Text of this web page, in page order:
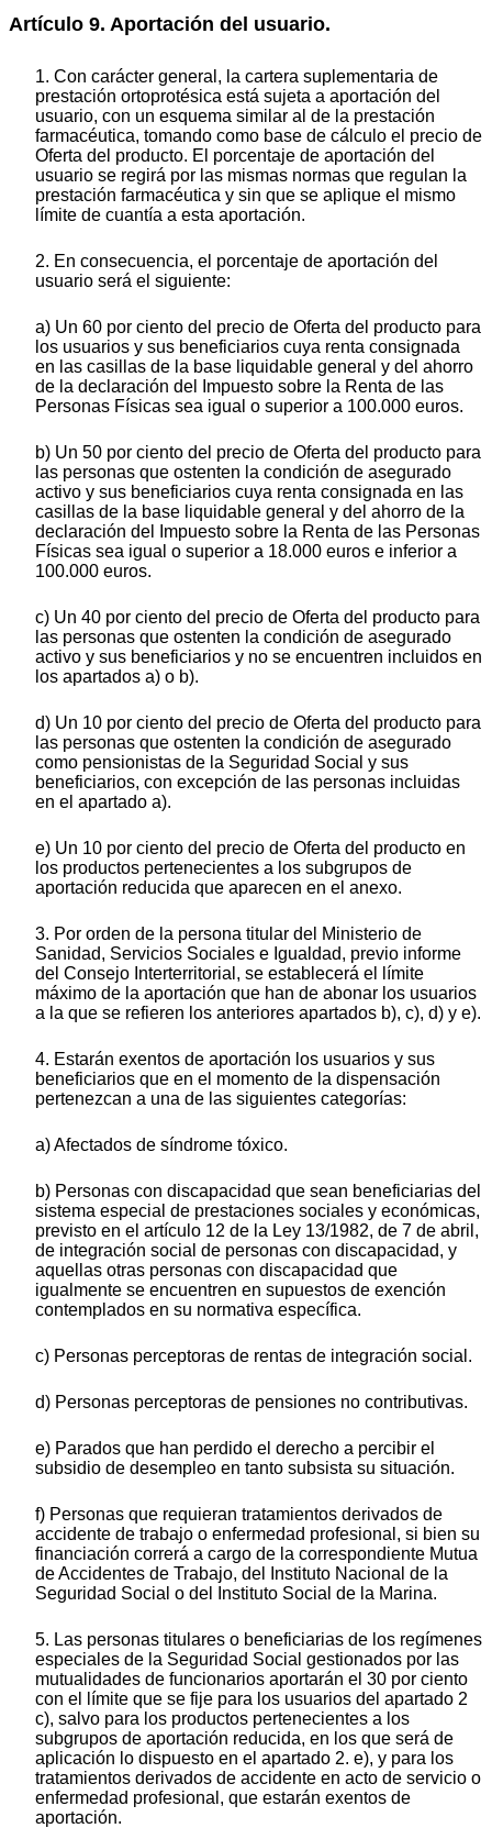
Artículo 9. Aportación del usuario.
1. Con carácter general, la cartera suplementaria de
prestación ortoprotésica está sujeta a aportación del
usuario, con un esquema similar al de la prestación
farmacéutica, tomando como base de cálculo el precio de
Oferta del producto. El porcentaje de aportación del
usuario se regirá por las mismas normas que regulan la
prestación farmacéutica y sin que se aplique el mismo
límite de cuantía a esta aportación.
2. En consecuencia, el porcentaje de aportación del
usuario será el siguiente:
a) Un 60 por ciento del precio de Oferta del producto para
los usuarios y sus beneficiarios cuya renta consignada
en las casillas de la base liquidable general y del ahorro
de la declaración del Impuesto sobre la Renta de las
Personas Físicas sea igual o superior a 100.000 euros.
b) Un 50 por ciento del precio de Oferta del producto para
las personas que ostenten la condición de asegurado
activo y sus beneficiarios cuya renta consignada en las
casillas de la base liquidable general y del ahorro de la
declaración del Impuesto sobre la Renta de las Personas
Físicas sea igual o superior a 18.000 euros e inferior a
100.000 euros.
c) Un 40 por ciento del precio de Oferta del producto para
las personas que ostenten la condición de asegurado
activo y sus beneficiarios y no se encuentren incluidos en
los apartados a) o b).
d) Un 10 por ciento del precio de Oferta del producto para
las personas que ostenten la condición de asegurado
como pensionistas de la Seguridad Social y sus
beneficiarios, con excepción de las personas incluidas
en el apartado a).
e) Un 10 por ciento del precio de Oferta del producto en
los productos pertenecientes a los subgrupos de
aportación reducida que aparecen en el anexo.
3. Por orden de la persona titular del Ministerio de
Sanidad, Servicios Sociales e Igualdad, previo informe
del Consejo Interterritorial, se establecerá el límite
máximo de la aportación que han de abonar los usuarios
a la que se refieren los anteriores apartados b), c), d) y e).
4. Estarán exentos de aportación los usuarios y sus
beneficiarios que en el momento de la dispensación
pertenezcan a una de las siguientes categorías:
a) Afectados de síndrome tóxico.
b) Personas con discapacidad que sean beneficiarias del
sistema especial de prestaciones sociales y económicas,
previsto en el artículo 12 de la Ley 13/1982, de 7 de abril,
de integración social de personas con discapacidad, y
aquellas otras personas con discapacidad que
igualmente se encuentren en supuestos de exención
contemplados en su normativa específica.
c) Personas perceptoras de rentas de integración social.
d) Personas perceptoras de pensiones no contributivas.
e) Parados que han perdido el derecho a percibir el
subsidio de desempleo en tanto subsista su situación.
f) Personas que requieran tratamientos derivados de
accidente de trabajo o enfermedad profesional, si bien su
financiación correrá a cargo de la correspondiente Mutua
de Accidentes de Trabajo, del Instituto Nacional de la
Seguridad Social o del Instituto Social de la Marina.
5. Las personas titulares o beneficiarias de los regímenes
especiales de la Seguridad Social gestionados por las
mutualidades de funcionarios aportarán el 30 por ciento
con el límite que se fije para los usuarios del apartado 2
c), salvo para los productos pertenecientes a los
subgrupos de aportación reducida, en los que será de
aplicación lo dispuesto en el apartado 2. e), y para los
tratamientos derivados de accidente en acto de servicio o
enfermedad profesional, que estarán exentos de
aportación.